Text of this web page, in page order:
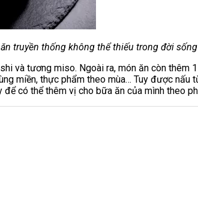
truyền thống không thể thiếu trong đời
và tương miso. Ngoài ra, món ăn còn thêm
miền, thực phẩm theo mùa… Tuy được
để có thể thêm vị cho bữa ăn của mình theo